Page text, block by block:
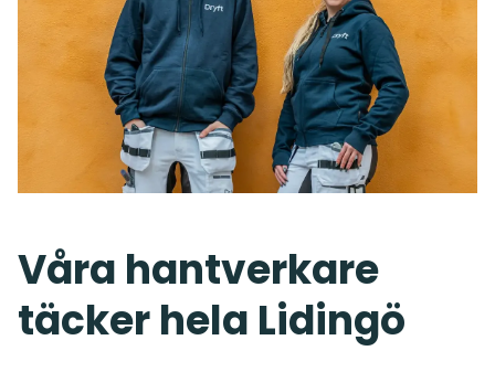
Våra hantverkare
täcker hela Lidingö